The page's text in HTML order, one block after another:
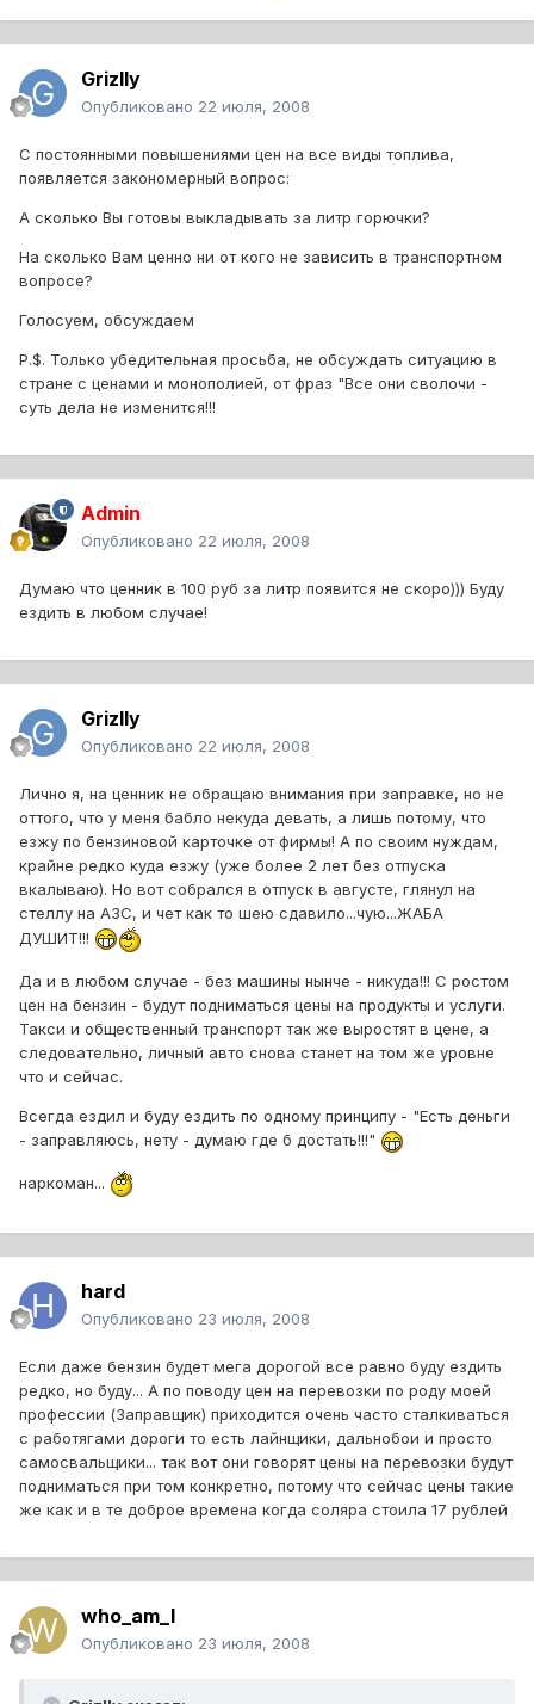
Grizlly
Опубликовано 22 июля, 2008
С постоянными повышениями цен на все виды топлива,
появляется закономерный вопрос:
А сколько Вы готовы выкладывать за литр горючки?
На сколько Вам ценно ни от кого не зависить в транспортном
вопросе?
Голосуем, обсуждаем
P.$. Только убедительная просьба, не обсуждать ситуацию в
стране с ценами и монополией, от фраз "Все они сволочи -
суть дела не изменится!!!
Admin
Опубликовано 22 июля, 2008
Думаю что ценник в 100 руб за литр появится не скоро))) Буду
ездить в любом случае!
Grizlly
Опубликовано 22 июля, 2008
Лично я, на ценник не обращаю внимания при заправке, но не
оттого, что у меня бабло некуда девать, а лишь потому, что
езжу по бензиновой карточке от фирмы! А по своим нуждам,
крайне редко куда езжу (уже более 2 лет без отпуска
вкалываю). Но вот собрался в отпуск в августе, глянул на
стеллу на АЗС, и чет как то шею сдавило...чую...ЖАБА
ДУШИТ!!!
Да и в любом случае - без машины нынче - никуда!!! С ростом
цен на бензин - будут подниматься цены на продукты и услуги.
Такси и общественный транспорт так же выростят в цене, а
следовательно, личный авто снова станет на том же уровне
что и сейчас.
Всегда ездил и буду ездить по одному принципу - "Есть деньги
- заправляюсь, нету - думаю где б достать!!!"
наркоман...
hard
Опубликовано 23 июля, 2008
Если даже бензин будет мега дорогой все равно буду ездить
редко, но буду... А по поводу цен на перевозки по роду моей
профессии (Заправщик) приходится очень часто сталкиваться
с работягами дороги то есть лайнщики, дальнобои и просто
самосвальщики... так вот они говорят цены на перевозки будут
подниматься при том конкретно, потому что сейчас цены такие
же как и в те доброе времена когда соляра стоила 17 рублей
who_am_I
Опубликовано 23 июля, 2008